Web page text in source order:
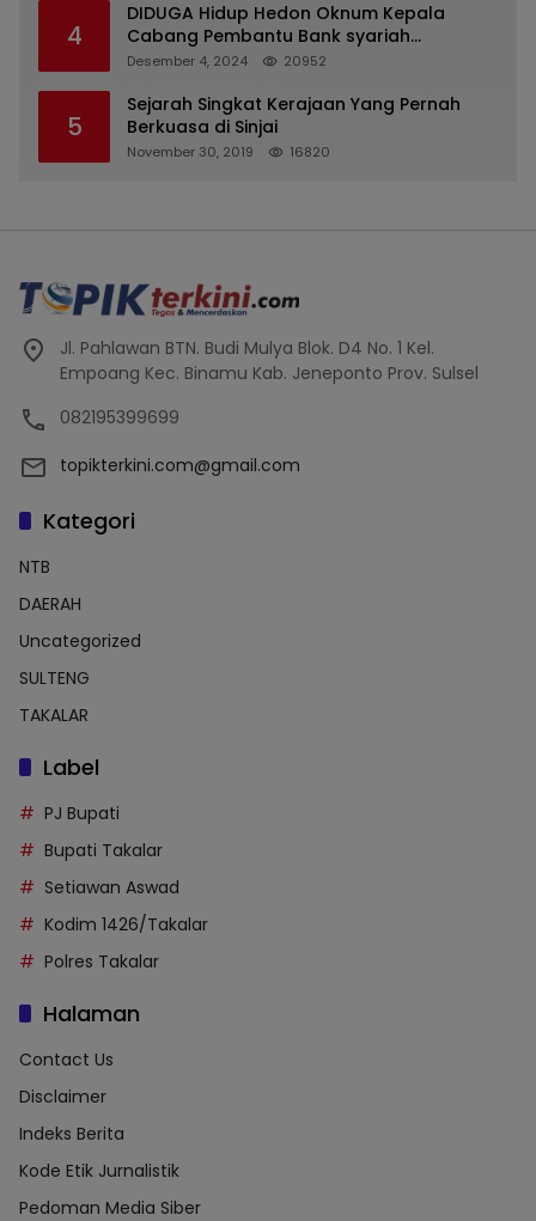
4
DIDUGA Hidup Hedon Oknum Kepala
Cabang Pembantu Bank syariah
Indonesia Unit Hasan Basri di Banjarmasin
Milyaran Rupiah dan Bilyet Giro Tidak
Terdaftar, OJK Kalsel : Bertemu Tanggal 11
Desember 4, 2024 20952
5
Sejarah Singkat Kerajaan Yang Pernah
Berkuasa di Sinjai
November 30, 2019 16820
Jl. Pahlawan BTN. Budi Mulya Blok. D4 No. 1 Kel.
Empoang Kec. Binamu Kab. Jeneponto Prov. Sulsel
082195399699
topikterkini.com@gmail.com
Kategori
NTB
DAERAH
Uncategorized
SULTENG
TAKALAR
Label
PJ Bupati
Bupati Takalar
Setiawan Aswad
Kodim 1426/Takalar
Polres Takalar
Halaman
Contact Us
Disclaimer
Indeks Berita
Kode Etik Jurnalistik
Pedoman Media Siber